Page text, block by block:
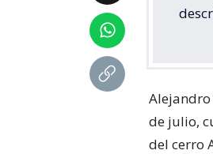
Alejandro
de julio,
del cerro